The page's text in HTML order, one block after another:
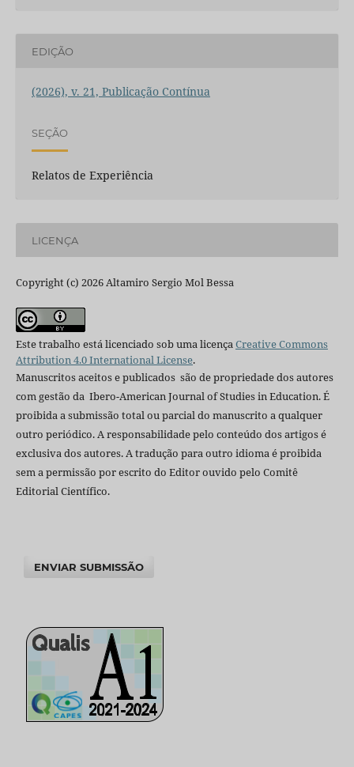
EDIÇÃO
(2026), v. 21, Publicação Contínua
SEÇÃO
Relatos de Experiência
LICENÇA
Copyright (c) 2026 Altamiro Sergio Mol Bessa
Este trabalho está licenciado sob uma licençaCreative Commons
Attribution 4.0 International License.
Manuscritos aceitos e publicados são de propriedade dos autores
com gestão da Ibero-American Journal of Studies in Education. É
proibida a submissão total ou parcial do manuscrito a qualquer
outro periódico. A responsabilidade pelo conteúdo dos artigos é
exclusiva dos autores. A tradução para outro idioma é proibida
sem a permissão por escrito do Editor ouvido pelo Comitê
Editorial Científico.
ENVIAR SUBMISSÃO